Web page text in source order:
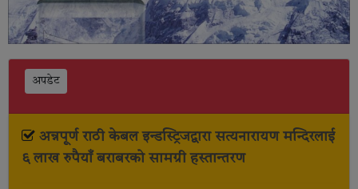
अपडेट
अन्नपूर्ण राठी केबल इन्डस्ट्रिजद्वारा सत्यनारायण मन्दिरलाई
६ लाख रुपैयाँ बराबरको सामग्री हस्तान्तरण